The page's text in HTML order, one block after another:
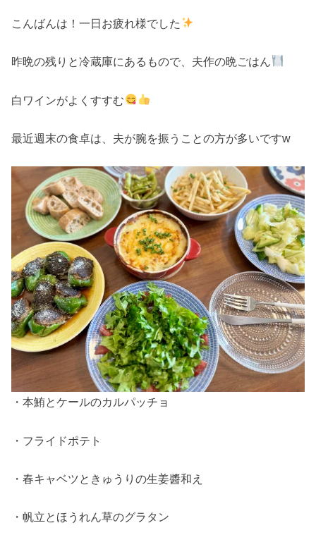
こんばんは！一日お疲れ様でした
昨晩の残りと冷蔵庫にあるもので、夫作の晩ごはん
白ワインがよくすすむ
最近週末の食卓は、夫が腕を振うことの方が多いですw
・本鮪とケールのカルパッチョ
・フライドポテト
・春キャベツときゅうりの生姜醬和え
・帆立とほうれん草のグラタン